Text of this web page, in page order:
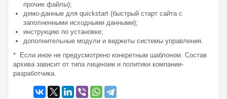
прочие файлы);
демо-данные для quickstart (быстрый старт сайта с
заполненными исходными данными);
инструкцию по установке;
дополнительные модули и виджеты системы управления.
* Если иное не предусмотрено конкретным шаблоном. Состав
архива зависит от типа лицензии и политики компании-
разработчика.